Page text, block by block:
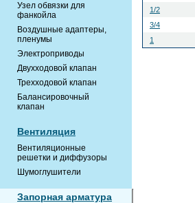
Узел обвязки для
фанкойла
Воздушные адаптеры,
пленумы
Электроприводы
Двухходовой клапан
Трехходовой клапан
Балансировочный
клапан
Вентиляция
Вентиляционные
решетки и диффузоры
Шумоглушители
Запорная арматура
1/2
3/4
1